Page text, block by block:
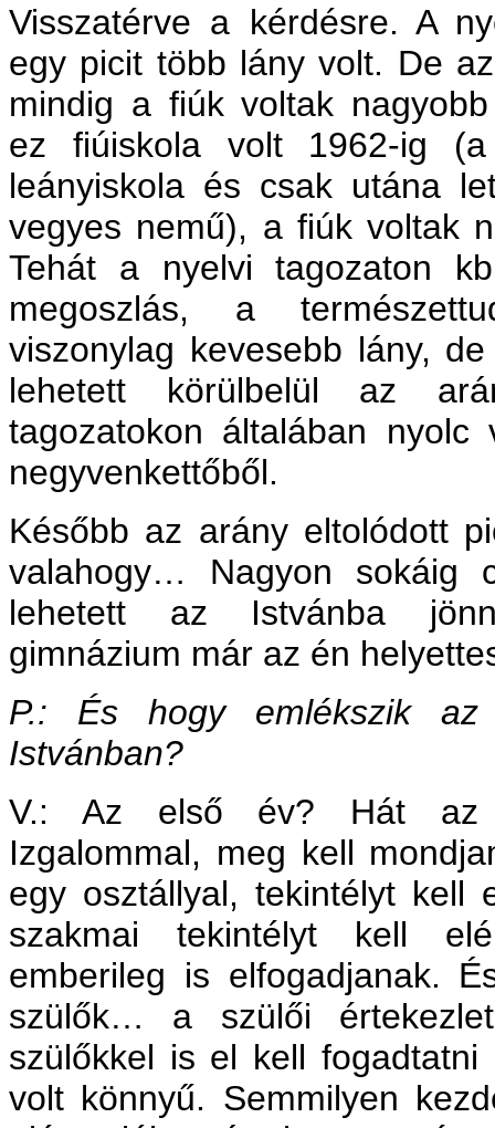
Visszatérve a kérdésre. A
egy picit több lány volt. De
mindig a fiúk voltak
ez fiúiskola volt 1962-ig
leányiskola és csak utána
vegyes nemű), a fiúk voltak
Tehát a nyelvi tagozaton
megoszlás, a
viszonylag kevesebb lány,
lehetett körülbelül az
tagozatokon általában
negyvenkettőből.
Később az arány eltolódott
valahogy… Nagyon sokáig
lehetett az Istvánba
gimnázium már az én
P.: És hogy emlékszik
Istvánban?
V.: Az első év? Hát az
Izgalommal, meg kell
egy osztállyal, tekintélyt kell
szakmai tekintélyt kell
emberileg is elfogadjanak.
szülők… a szülői
szülőkkel is el kell fogadtatni
volt könnyű. Semmilyen